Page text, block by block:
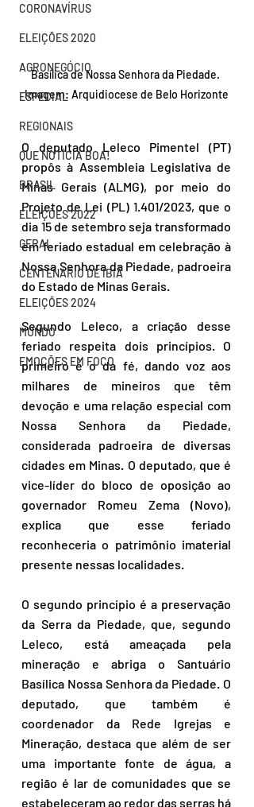
CORONAVÍRUS
ELEIÇÕES 2020
AGRONEGÓCIO
ESPECIAL
REGIONAIS
QUE NOTÍCIA BOA!
BRASIL
ELEIÇÕES 2022
GERAL
CENTENÁRIO DE IBIÁ
ELEIÇÕES 2024
MUNDO
EMOÇÕES EM FOCO
Basílica de Nossa Senhora da Piedade.
Imagem: Arquidiocese de Belo Horizonte
O deputado Leleco Pimentel (PT)
propôs à Assembleia Legislativa de
Minas Gerais (ALMG), por meio do
Projeto de Lei (PL) 1.401/2023, que o
dia 15 de setembro seja transformado
em feriado estadual em celebração à
Nossa Senhora da Piedade, padroeira
do Estado de Minas Gerais.
Segundo Leleco, a criação desse
feriado respeita dois princípios. O
primeiro é o da fé, dando voz aos
milhares de mineiros que têm
devoção e uma relação especial com
Nossa Senhora da Piedade,
considerada padroeira de diversas
cidades em Minas. O deputado, que é
vice-líder do bloco de oposição ao
governador Romeu Zema (Novo),
explica que esse feriado
reconheceria o patrimônio imaterial
presente nessas localidades.
O segundo princípio é a preservação
da Serra da Piedade, que, segundo
Leleco, está ameaçada pela
mineração e abriga o Santuário
Basílica Nossa Senhora da Piedade. O
deputado, que também é
coordenador da Rede Igrejas e
Mineração, destaca que além de ser
uma importante fonte de água, a
região é lar de comunidades que se
estabeleceram ao redor das serras há